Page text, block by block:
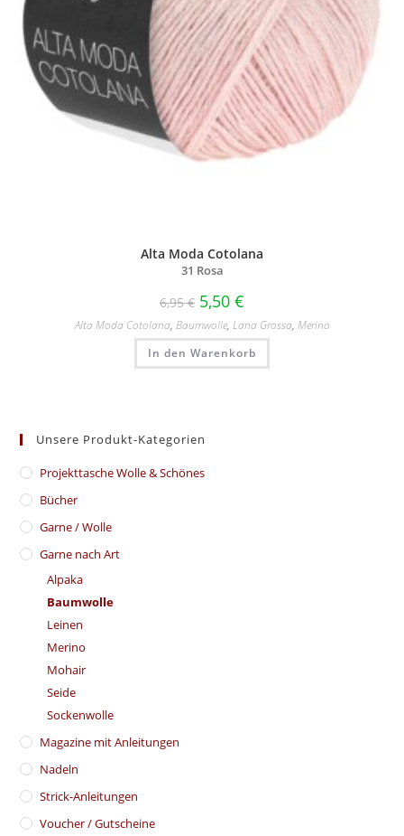
Alta Moda Cotolana
31 Rosa
6,95€ 5,50 €
Alta Moda Cotolana, Baumwolle, Lana Grossa, Merino
In den Warenkorb
Unsere Produkt-Kategorien
​Projekttasche Wolle & Schönes
Bücher
Garne / Wolle
Garne nach Art
Alpaka
Baumwolle
Leinen
Merino
Mohair
Seide
Sockenwolle
Magazine mit Anleitungen
Nadeln
Strick-Anleitungen
Voucher / Gutscheine